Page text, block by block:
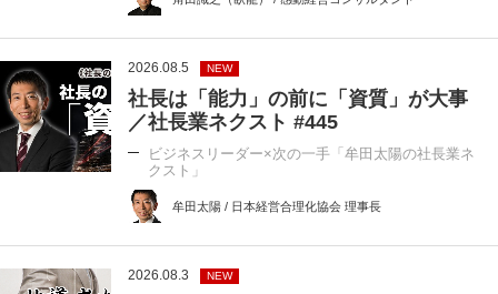
2026.08.5 NEW
社長は「能力」の前に「資質」が大事
／社長業ネクスト #445
ビジネスリーダー×次の一手「牟田太陽の社長業ネ
クスト」
牟田太陽 / 日本経営合理化協会 理事長
2026.08.3 NEW